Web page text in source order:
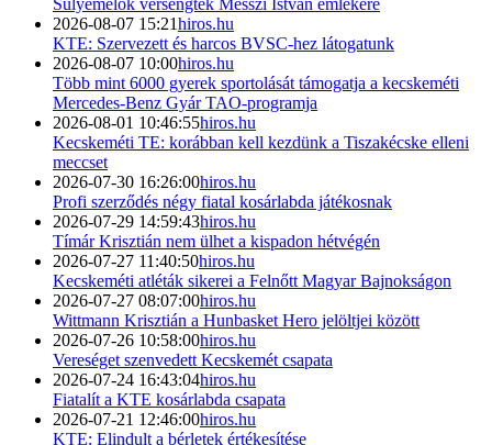
2026-08-07 15:21hiros.hu
KTE: Szervezett és harcos BVSC-hez látogatunk
2026-08-07 10:00hiros.hu
Több mint 6000 gyerek sportolását támogatja a kecskeméti
Mercedes-Benz Gyár TAO-programja
2026-08-01 10:46:55hiros.hu
Kecskeméti TE: korábban kell kezdünk a Tiszakécske elleni
meccset
2026-07-30 16:26:00hiros.hu
Profi szerződés négy fiatal kosárlabda játékosnak
2026-07-29 14:59:43hiros.hu
Tímár Krisztián nem ülhet a kispadon hétvégén
2026-07-27 11:40:50hiros.hu
Kecskeméti atléták sikerei a Felnőtt Magyar Bajnokságon
2026-07-27 08:07:00hiros.hu
Wittmann Krisztián a Hunbasket Hero jelöltjei között
2026-07-26 10:58:00hiros.hu
Vereséget szenvedett Kecskemét csapata
2026-07-24 16:43:04hiros.hu
Fiatalít a KTE kosárlabda csapata
2026-07-21 12:46:00hiros.hu
KTE: Elindult a bérletek értékesítése